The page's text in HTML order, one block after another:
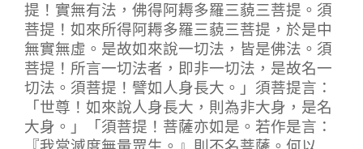
提！實無有法，佛得阿耨多羅三藐三菩提。須
菩提！如來所得阿耨多羅三藐三菩提，於是中
無實無虛。是故如來說一切法，皆是佛法。須
菩提！所言一切法者，即非一切法，是故名一
切法。須菩提！譬如人身長大。」須菩提言：
「世尊！如來說人身長大，則為非大身，是名
大身。」「須菩提！菩薩亦如是。若作是言：
『我當滅度無量眾生。』則不名菩薩。何以